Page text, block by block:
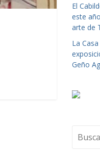
El
este
arte de
La
Geño